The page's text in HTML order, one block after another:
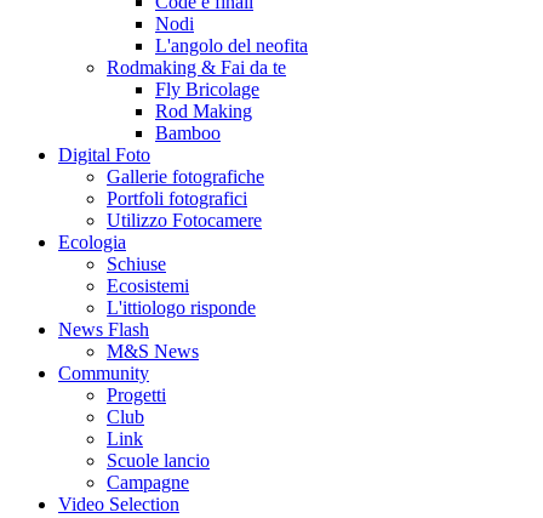
Nodi
L'angolo del neofita
Rodmaking & Fai da te
Fly Bricolage
Rod Making
Bamboo
Digital Foto
Gallerie fotografiche
Portfoli fotografici
Utilizzo Fotocamere
Ecologia
Schiuse
Ecosistemi
L'ittiologo risponde
News Flash
M&S News
Community
Progetti
Club
Link
Scuole lancio
Campagne
Video Selection